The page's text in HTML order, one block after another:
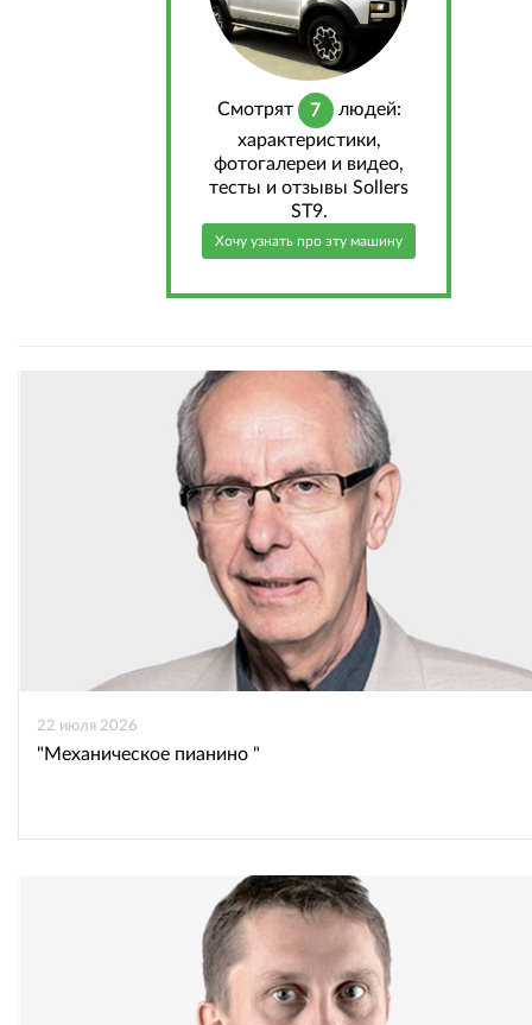
Cмотрят 7
людей:
характеристики,
фотогалереи и видео,
тесты и отзывы Sollers
ST9.
Хочу узнать про эту машину
22 июля 2026
"Механическое пианино "